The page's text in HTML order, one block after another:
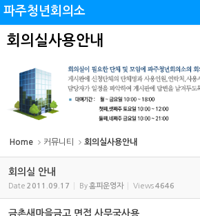
파주청년회의소
회의실사용안내
Home 커뮤니티 회의실사용안내
회의실 안내
Date 2011.09.17 By홈피운영자 Views4646
금촌새마을금고 면접 사무국사용